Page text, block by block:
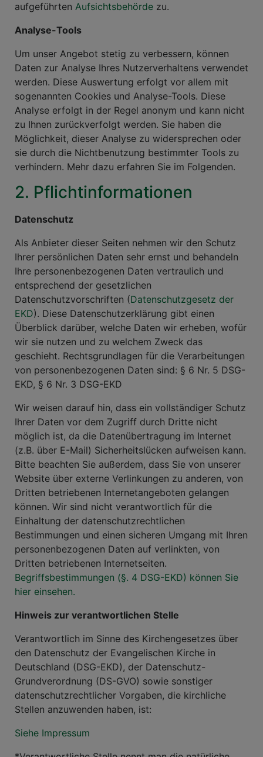
aufgeführten Aufsichtsbehörde zu.
Analyse-Tools
Um unser Angebot stetig zu verbessern, können
Daten zur Analyse Ihres Nutzerverhaltens verwendet
werden. Diese Auswertung erfolgt vor allem mit
sogenannten Cookies und Analyse-Tools. Diese
Analyse erfolgt in der Regel anonym und kann nicht
zu Ihnen zurückverfolgt werden. Sie haben die
Möglichkeit, dieser Analyse zu widersprechen oder
sie durch die Nichtbenutzung bestimmter Tools zu
verhindern. Mehr dazu erfahren Sie im Folgenden.
2. Pflichtinformationen
Datenschutz
Als Anbieter dieser Seiten nehmen wir den Schutz
Ihrer persönlichen Daten sehr ernst und behandeln
Ihre personenbezogenen Daten vertraulich und
entsprechend der gesetzlichen
Datenschutzvorschriften (Datenschutzgesetz der
EKD). Diese Datenschutzerklärung gibt einen
Überblick darüber, welche Daten wir erheben, wofür
wir sie nutzen und zu welchem Zweck das
geschieht. Rechtsgrundlagen für die Verarbeitungen
von personenbezogenen Daten sind: § 6 Nr. 5 DSG-
EKD, § 6 Nr. 3 DSG-EKD
Wir weisen darauf hin, dass ein vollständiger Schutz
Ihrer Daten vor dem Zugriff durch Dritte nicht
möglich ist, da die Datenübertragung im Internet
(z.B. über E-Mail) Sicherheitslücken aufweisen kann.
Bitte beachten Sie außerdem, dass Sie von unserer
Website über externe Verlinkungen zu anderen, von
Dritten betriebenen Internetangeboten gelangen
können. Wir sind nicht verantwortlich für die
Einhaltung der datenschutzrechtlichen
Bestimmungen und einen sicheren Umgang mit Ihren
personenbezogenen Daten auf verlinkten, von
Dritten betriebenen Internetseiten.
Begriffsbestimmungen (§. 4 DSG-EKD) können Sie
hier einsehen.
Hinweis zur verantwortlichen Stelle
Verantwortlich im Sinne des Kirchengesetzes über
den Datenschutz der Evangelischen Kirche in
Deutschland (DSG-EKD), der Datenschutz-
Grundverordnung (DS-GVO) sowie sonstiger
datenschutzrechtlicher Vorgaben, die kirchliche
Stellen anzuwenden haben, ist:
Siehe Impressum